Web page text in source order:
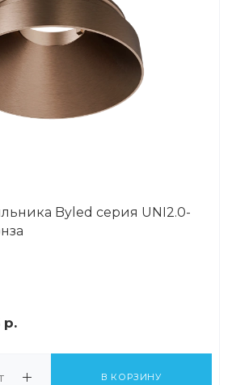
Byled серия UNI2.0-
р.
В КОРЗИНУ